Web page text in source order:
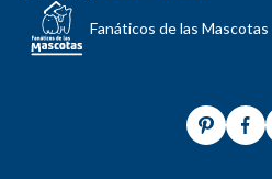
Fanáticos de las Mascotas